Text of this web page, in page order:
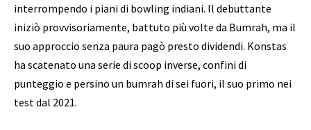
interrompendo i piani di bowling indiani. Il debuttante
iniziò provvisoriamente, battuto più volte da Bumrah, ma il
suo approccio senza paura pagò presto dividendi. Konstas
ha scatenato una serie di scoop inverse, confini di
punteggio e persino un bumrah di sei fuori, il suo primo nei
test dal 2021.